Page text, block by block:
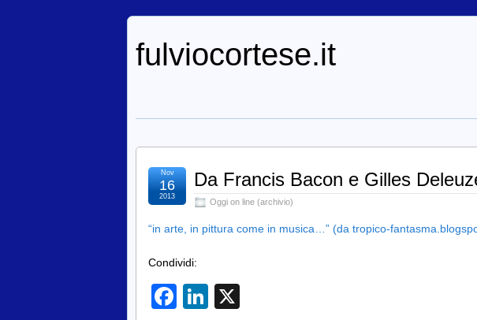
fulviocortese.it
Da Francis Bacon e Gilles
Oggi on line (archivio)
Nov
16
2013
“in arte, in pittura come in musica…” (da tropico-
Condividi:
Facebook
LinkedIn